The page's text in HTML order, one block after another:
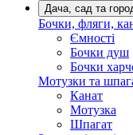
Дача, сад та
Бочки, фляги,
Ємності
Бочки душ
Бочки
Мотузки та
Канат
Мотузка
Шпагат